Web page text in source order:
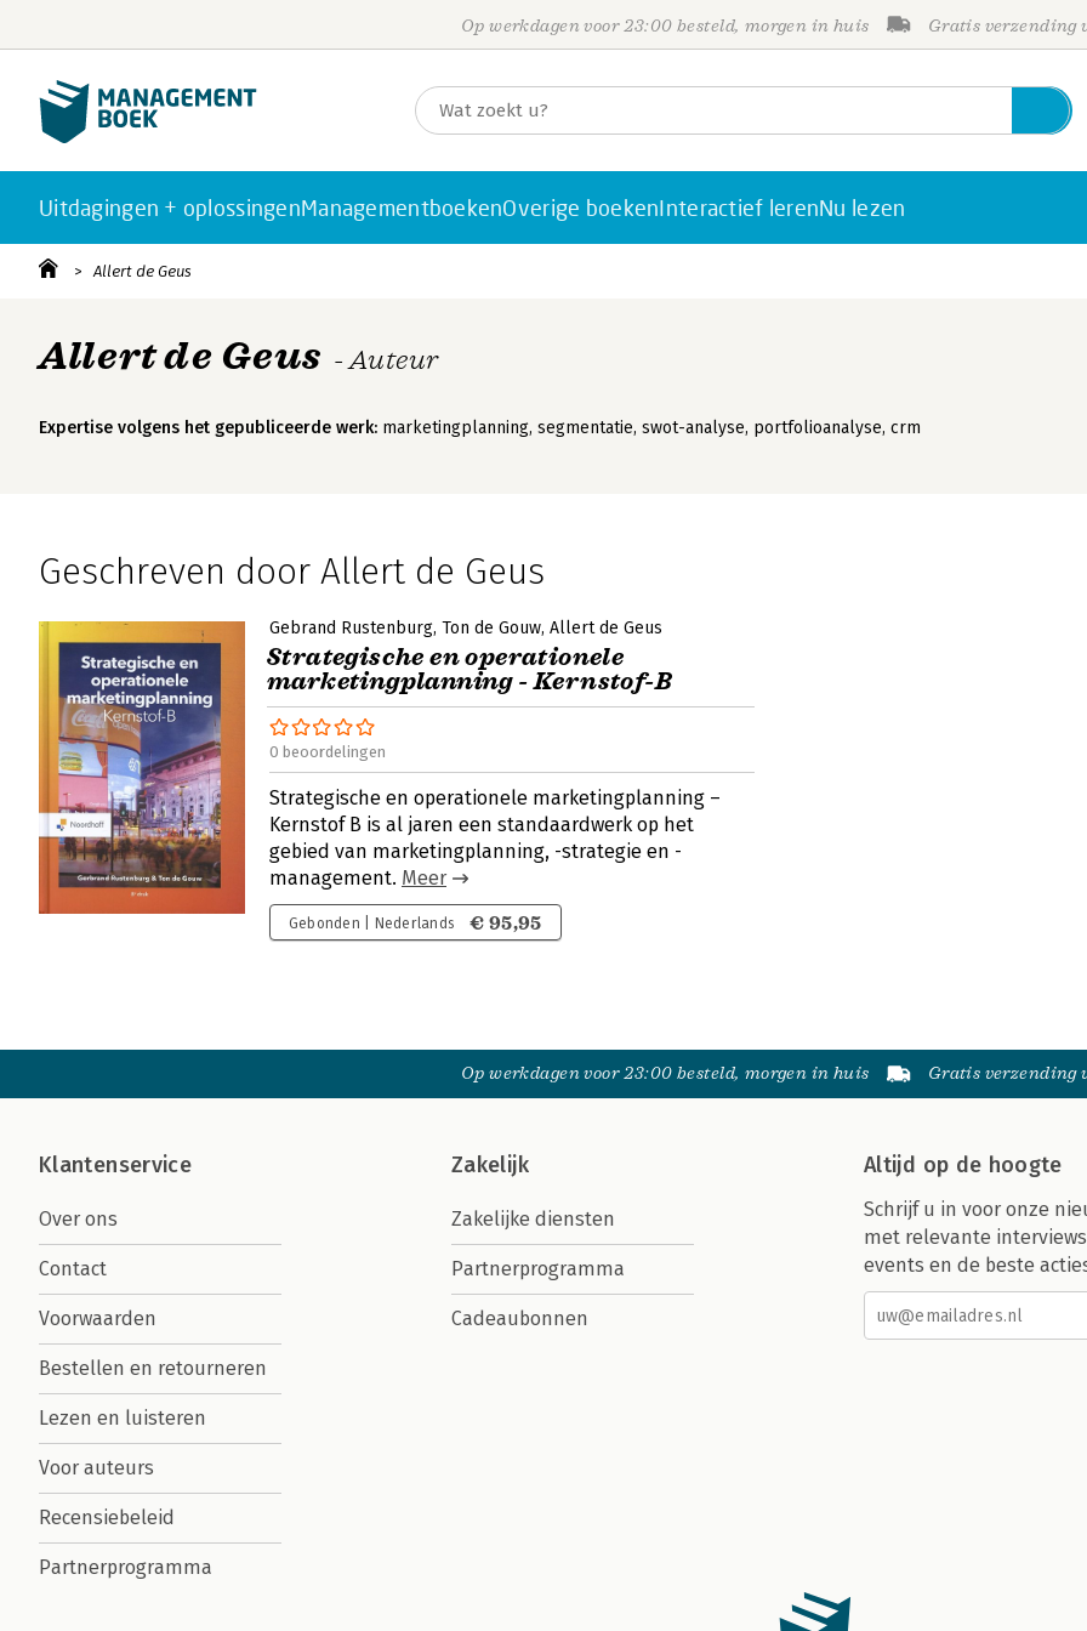
Op werkdagen voor 23:00 besteld, morgen in huis Gratis verzending
Uitdagingen + oplossingenManagementboekenOverige boekenInteractief lerenNu lezen
Allert de Geus
Allert de Geus - Auteur
Expertise volgens het gepubliceerde werk: marketingplanning, segmentatie, swot-analyse, portfolioanalyse, crm
Geschreven door Allert de Geus
Gebrand Rustenburg Ton de Gouw Allert de Geus
Strategische en operationele
marketingplanning - Kernstof-B
0 beoordelingen
Strategische en operationele marketingplanning –
Kernstof B is al jaren een standaardwerk op het
gebied van marketingplanning, -strategie en -
management. Meer
Gebonden | Nederlands € 95,95
Op werkdagen voor 23:00 besteld, morgen in huis Gratis verzending
Klantenservice
Over ons
Contact
Voorwaarden
Bestellen en retourneren
Lezen en luisteren
Voor auteurs
Recensiebeleid
Partnerprogramma
Zakelijk
Zakelijke diensten
Partnerprogramma
Cadeaubonnen
Altijd op de hoogte
Schrijf u in voor onze
met relevante
events en de beste